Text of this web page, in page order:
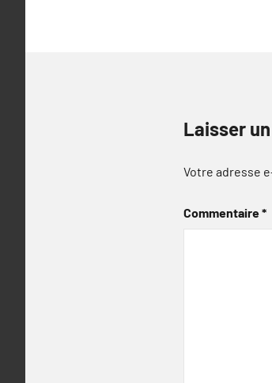
Laisser
Votre adresse
Commentaire*